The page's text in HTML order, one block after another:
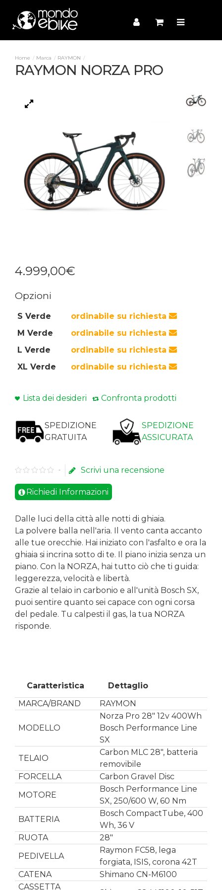
Marca RAYMON
RAYMON NORZA PRO
4.999,00€
Opzioni
S Verde
ordinabile su richiesta
M Verde
ordinabile su richiesta
L Verde
ordinabile su richiesta
XL Verde
ordinabile su richiesta
Lista dei desideri Confronta prodotti
SPEDIZIONE
GRATUITA
SPEDIZIONE
ASSICURATA
- Scrivi una recensione
Richiedi Informazioni
Dalle luci della città alle notti di ghiaia.
La polvere balla nell'aria. Il vento canta accanto
alle tue orecchie. Hai iniziato con l'asfalto e ora la
ghiaia si incrina sotto di te. Il piano inizia senza un
piano. Con la NORZA, hai tutto ciò che ti guida:
leggerezza, velocità e libertà.
Grazie al telaio in carbonio e all'unità Bosch SX,
puoi sentire quanto sei capace con ogni corsa
del pedale. Tu calpesti il gas, la tua NORZA
risponde.
Caratteristica
Dettaglio
MARCA/BRAND
RAYMON
MODELLO
Norza Pro 28″ 12v 400Wh
Bosch Performance Line
SX
TELAIO
Carbon MLC 28″, batteria
removibile
FORCELLA
Carbon Gravel Disc
MOTORE
Bosch Performance Line
SX, 250/600 W, 60 Nm
BATTERIA
Bosch CompactTube, 400
Wh, 36 V
RUOTA
28″
PEDIVELLA
Raymon FC58, lega
forgiata, ISIS, corona 42T
CATENA
Shimano CN-M6100
CASSETTA